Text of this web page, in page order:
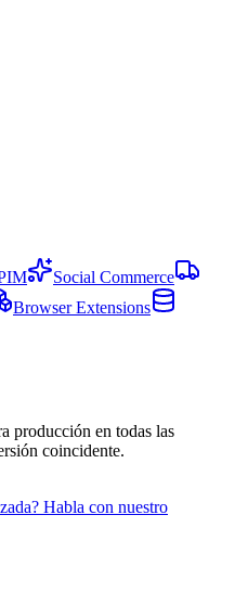
Social Commerce
Browser Extensions
producción en todas las
coincidente.
Habla con nuestro